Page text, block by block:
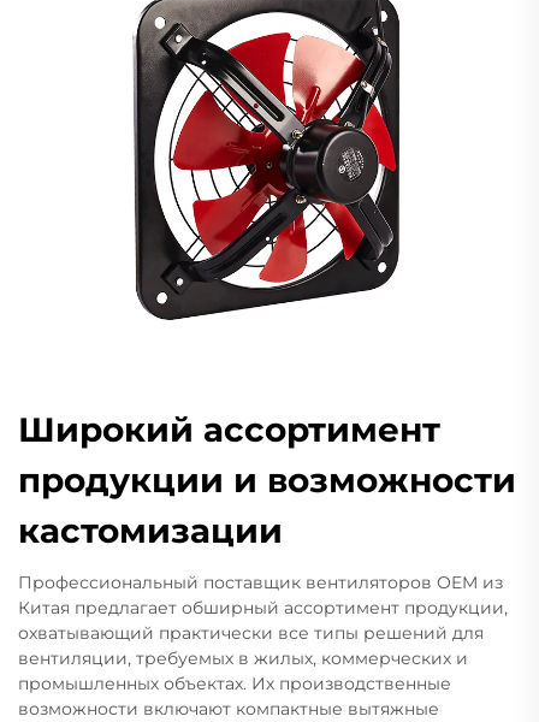
Широкий ассортимент
продукции и возможности
кастомизации
Профессиональный поставщик вентиляторов OEM из
Китая предлагает обширный ассортимент продукции,
охватывающий практически все типы решений для
вентиляции, требуемых в жилых, коммерческих и
промышленных объектах. Их производственные
возможности включают компактные вытяжные